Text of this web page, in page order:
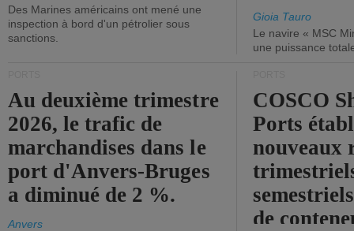
Des Marines américains ont mené une
inspection à bord d'un pétrolier sous
sanctions.
Gioia Tauro
Le navire « MSC
une puissance
Au deuxième trimestre
2026, le trafic de
marchandises dans le
port d'Anvers-Bruges
a diminué de 2 %.
Anvers
COSCO
Ports
nouveaux
de